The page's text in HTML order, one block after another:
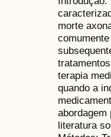
morte
terapia
quando a
abordagem
literatura